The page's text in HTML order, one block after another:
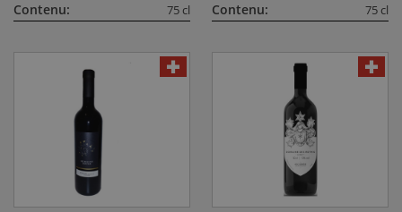
Contenu: 75 cl Contenu: 75 cl